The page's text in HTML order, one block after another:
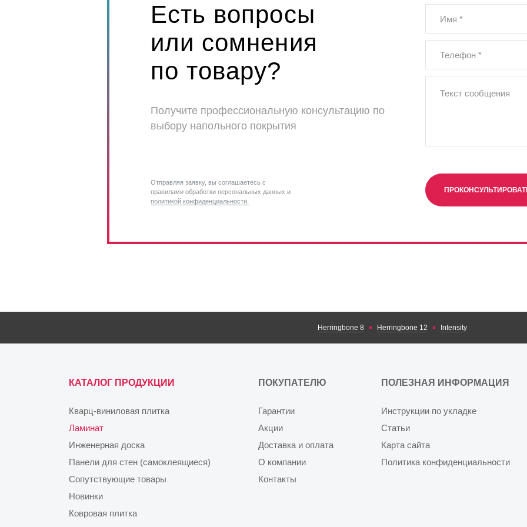
Есть вопросы
или сомнения
по товару?
Получите профессиональную консультацию по
выбору напольного покрытия
Отправляя заявку, вы соглашаетесь с
правилами обработки персональных данных и
политикой конфиденциальности.
Herringbone 8 Herringbone 12 Intensity
КАТАЛОГ ПРОДУКЦИИ
Кварц-виниловая плитка
Ламинат
Инженерная доска
Панели для стен (самоклеящиеся)
Сопутствующие товары
Новинки
Ковровая плитка
ПОКУПАТЕЛЮ
Гарантии
Акции
Доставка и оплата
О компании
Контакты
ПОЛЕЗНАЯ ИНФОРМАЦИЯ
Инструкции по укладке
Статьи
Карта сайта
Политика конфиденциальности